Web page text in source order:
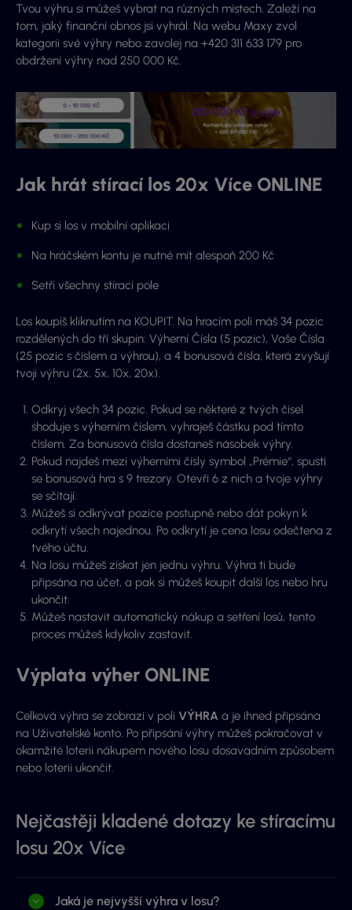
Tvou výhru si můžeš vybrat na různých místech. Zaleží na
tom, jaký finanční obnos jsi vyhrál. Na webu Maxy zvol
kategorii své výhry nebo zavolej na +420 311 633 179 pro
obdržení výhry nad 250 000 Kč.
Jak hrát stírací los 20x Více ONLINE
Kup si los v mobilní aplikaci
Na hráčském kontu je nutné mít alespoň 200 Kč
Setři všechny stírací pole
Los koupíš kliknutím na KOUPIT. Na hracím poli máš 34 pozic
rozdělených do tří skupin: Výherní Čísla (5 pozic), Vaše Čísla
(25 pozic s číslem a výhrou), a 4 bonusová čísla, která zvyšují
tvoji výhru (2x, 5x, 10x, 20x).
Odkryj všech 34 pozic. Pokud se některé z tvých čísel
shoduje s výherním číslem, vyhraješ částku pod tímto
číslem. Za bonusová čísla dostaneš násobek výhry.
Pokud najdeš mezi výherními čísly symbol „Prémie“, spustí
se bonusová hra s 9 trezory. Otevři 6 z nich a tvoje výhry
se sčítají.
Můžeš si odkrývat pozice postupně nebo dát pokyn k
odkrytí všech najednou. Po odkrytí je cena losu odečtena z
tvého účtu.
Na losu můžeš získat jen jednu výhru. Výhra ti bude
připsána na účet, a pak si můžeš koupit další los nebo hru
ukončit.
Můžeš nastavit automatický nákup a setření losů, tento
proces můžeš kdykoliv zastavit.
Výplata výher ONLINE
Celková výhra se zobrazí v poli VÝHRA a je ihned připsána
na Uživatelské konto. Po připsání výhry můžeš pokračovat v
okamžité loterii nákupem nového losu dosavadním způsobem
nebo loterii ukončit.
Nejčastěji kladené dotazy ke stíracímu
losu 20x Více
Jaká je nejvyšší výhra v losu?